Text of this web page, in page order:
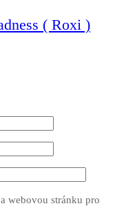
( Roxi )
webovou stránku pro